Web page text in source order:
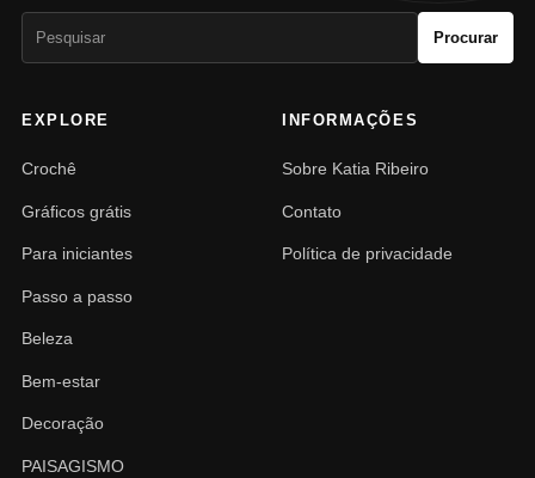
Procurar
EXPLORE
Crochê
Gráficos grátis
Para iniciantes
Passo a passo
Beleza
Bem-estar
Decoração
PAISAGISMO
INFORMAÇÕES
Sobre Katia Ribeiro
Contato
Política de privacidade